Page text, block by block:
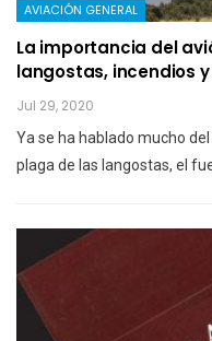
AVIACIÓN GENERAL
La importancia del
langostas, incendios
Jul 29, 2020
Ya se ha hablado mucho
plaga de las langostas, el